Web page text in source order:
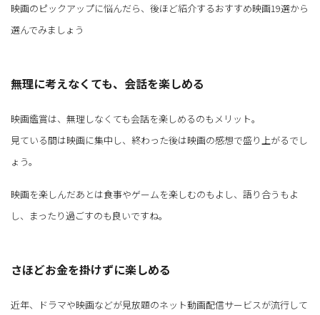
映画のピックアップに悩んだら、後ほど紹介するおすすめ映画19選から
選んでみましょう
無理に考えなくても、会話を楽しめる
映画鑑賞は、無理しなくても会話を楽しめるのもメリット。
見ている間は映画に集中し、終わった後は映画の感想で盛り上がるでし
ょう。
映画を楽しんだあとは食事やゲームを楽しむのもよし、語り合うもよ
し、まったり過ごすのも良いですね。
さほどお金を掛けずに楽しめる
近年、ドラマや映画などが見放題のネット動画配信サービスが流行して